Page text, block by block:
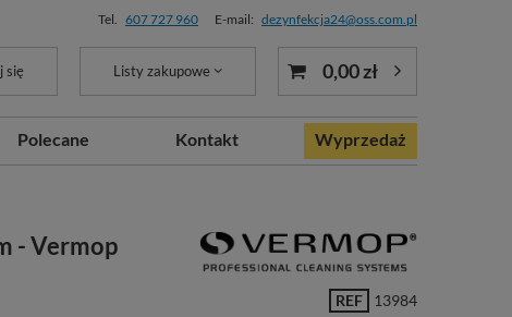
Tel. 607 727 960 E-mail: dezynfekcja24@oss.com.pl
się Listy zakupowe 0,00 zł
Polecane Kontakt Wyprzedaż
- Vermop
REF
13984